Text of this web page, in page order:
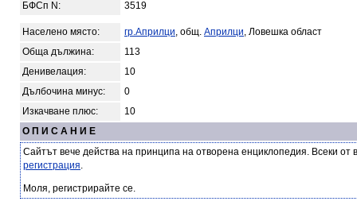
БФСп N: 3519
Населено място: гр.Априлци, общ. Априлци, Ловешка област
Обща дължина:
113
Денивелация:
10
Дълбочина минус:
0
Изкачване плюс:
10
О П И С А Н И Е
Сайтът вече действа на принципа на отворена енциклопедия. Всеки
регистрация.
Моля, регистрирайте се.